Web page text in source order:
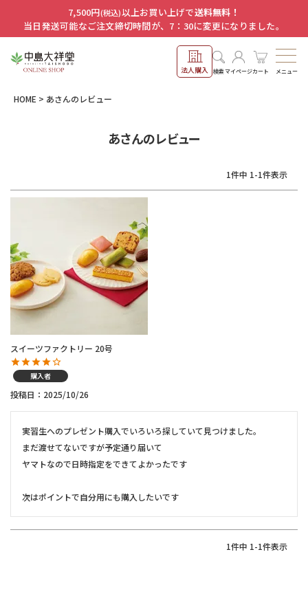
7,500円(税込)以上お買い上げで送料無料！
当日発送可能なご注文締切時間が、7：30に変更になりました。
法人購入 検索マイページカート メニュー
HOME あさんのレビュー
あさんのレビュー
1件中 1-1件表示
スイーツファクトリー 20号
購入者
投稿日 2025/10/26
実習生へのプレゼント購入でいろいろ探していて見つけました。
まだ渡せてないですが予定通り届いて
ヤマトなので日時指定をできてよかったです
次はポイントで自分用にも購入したいです
1件中 1-1件表示